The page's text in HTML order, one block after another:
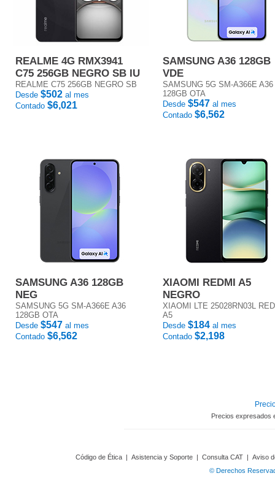
REALME 4G RMX3941
C75 256GB NEGRO SB IU
REALME C75 256GB NEGRO SB
Desde $502 al mes
Contado $6,021
SAMSUNG A36 128GB
VDE
SAMSUNG 5G SM-A366E A36
128GB OTA
Desde $547 al mes
Contado $6,562
SAMSUNG A36 128GB
NEG
SAMSUNG 5G SM-A366E A36
128GB OTA
Desde $547 al mes
Contado $6,562
XIAOMI REDMI A5
NEGRO
XIAOMI LTE 25028RN03L
A5
Desde $184 al mes
Contado $2,198
Precios expresados
Código de Ética | Asistencia y Soporte | Consulta CAT | Aviso
© Derechos